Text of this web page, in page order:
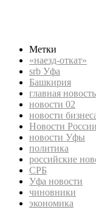
Метки
«наезд-откат»
srb Уфа
Башкирия
главная новость
новости 02
новости
Новости России
новости Уфы
политика
российские
СРБ
Уфа новости
чиновники
экономика